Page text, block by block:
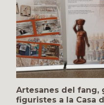
Artesanes del fang,
figuristes a la Casa